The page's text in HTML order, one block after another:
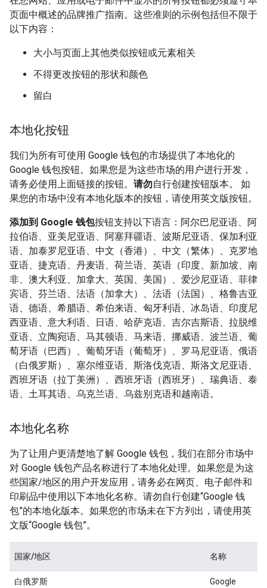
页面中概述的品牌推广指南。这些准则的示例包括但不限于
以下内容：
大小与页面上其他类似按钮或元素相关
不得更改按钮的形状和颜色
留白
本地化按钮
我们为所有可使用 Google 钱包的市场提供了本地化的
Google 钱包按钮。如果您是为这些市场的用户进行开发，
请务必使用上面链接的按钮。 请勿自行创建按钮版本。 如
果您的市场中没有本地化版本的按钮，请使用英文版按钮。
添加到 Google 钱包按钮支持以下语言：阿尔巴尼亚语、阿
拉伯语、亚美尼亚语、阿塞拜疆语、波斯尼亚语、保加利亚
语、加泰罗尼亚语、中文（香港）、中文（繁体）、克罗地
亚语、捷克语、丹麦语、荷兰语、英语（印度、新加坡、南
非、澳大利亚、加拿大、英国、美国）、爱沙尼亚语、菲律
宾语、芬兰语、法语（加拿大）、法语（法国）、格鲁吉亚
语、德语、希腊语、希伯来语、匈牙利语、冰岛语、印度尼
西亚语、意大利语、日语、哈萨克语、吉尔吉斯语、拉脱维
亚语、立陶宛语、马其顿语、马来语、挪威语、波兰语、葡
萄牙语（巴西）、葡萄牙语（葡萄牙）、罗马尼亚语、俄语
（白俄罗斯）、塞尔维亚语、斯洛伐克语、斯洛文尼亚语、
西班牙语（拉丁美洲）、西班牙语（西班牙）、瑞典语、泰
语、土耳其语、乌克兰语、乌兹别克语和越南语。
本地化名称
为了让用户更清楚地了解 Google 钱包，我们在部分市场中
对 Google 钱包产品名称进行了本地化处理。如果您是为这
些国家/地区的用户开发应用，请务必在网页、电子邮件和
印刷品中使用以下本地化名称。请勿自行创建“Google 钱
包”的本地化版本。如果您的市场未在下方列出，请使用英
文版“Google 钱包”。
国家/地区 名称
白俄罗斯
Google